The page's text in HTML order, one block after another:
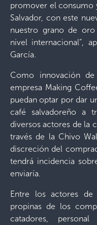
promover el consumo
Salvador, con este
nuestro grano de
nivel internacional”,
García.
Como innovación
empresa Making
puedan optar por dar
café salvadoreño a
diversos actores de la
través de la Chivo
discreción del
tendrá incidencia
enviaría.
Entre los actores
propinas de los
catadores,